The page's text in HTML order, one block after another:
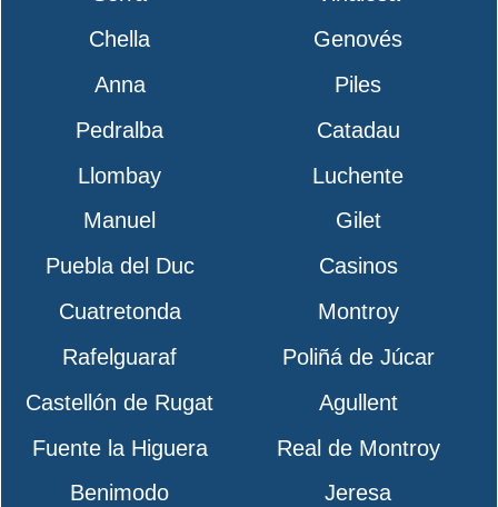
Chella
Genovés
Anna
Piles
Pedralba
Catadau
Llombay
Luchente
Manuel
Gilet
Puebla del Duc
Casinos
Cuatretonda
Montroy
Rafelguaraf
Poliñá de Júcar
Castellón de Rugat
Agullent
Fuente la Higuera
Real de Montroy
Benimodo
Jeresa